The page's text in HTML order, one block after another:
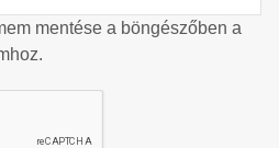
mentése a böngészőben a